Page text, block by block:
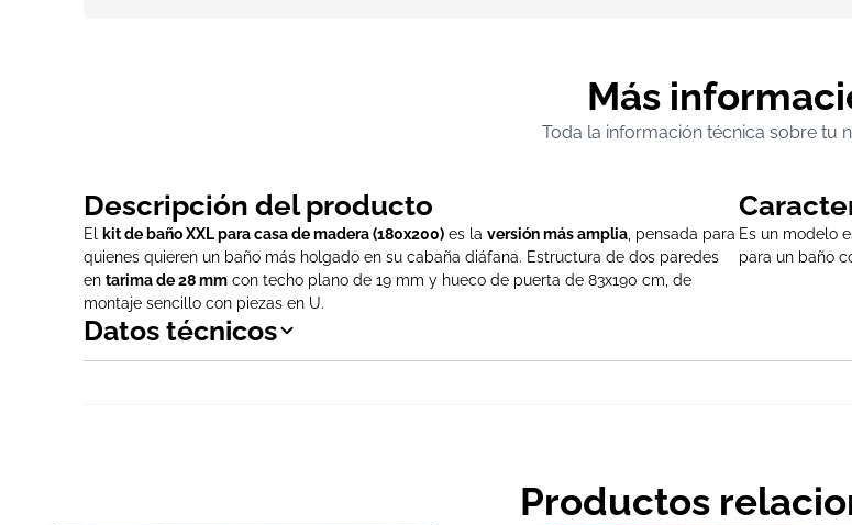
Más
Toda la información técnica sobre tu
Descripción del producto
El kit de baño XXL para casa de madera (180x200) es la versión más amplia , pensada para
quienes quieren un baño más holgado en su cabaña diáfana. Estructura de dos paredes
en tarima de 28 mm con techo plano de 19 mm y hueco de puerta de 83x190 cm, de
montaje sencillo con piezas en U.
Es un modelo
para un baño
Datos técnicos
Productos